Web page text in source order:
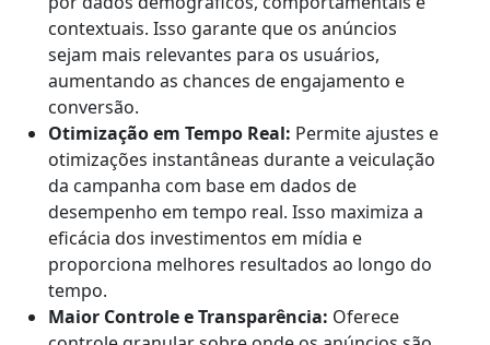
contextuais. Isso garante que os anúncios
sejam mais relevantes para os usuários,
aumentando as chances de engajamento e
conversão.
Otimização em Tempo Real: Permite ajustes e
otimizações instantâneas durante a veiculação
da campanha com base em dados de
desempenho em tempo real. Isso maximiza a
eficácia dos investimentos em mídia e
proporciona melhores resultados ao longo do
tempo.
Maior Controle e Transparência: Oferece